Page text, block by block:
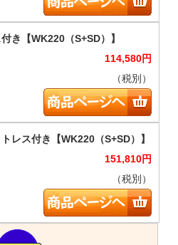
114,580円
（税別）
151,810円
（税別）